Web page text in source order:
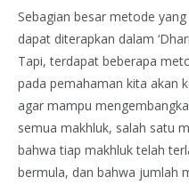
Sebagian besar metode
dapat diterapkan dalam
Tapi, terdapat beberapa
pada pemahaman kita akan
agar mampu
semua makhluk, salah satu
bahwa tiap makhluk telah
bermula, dan bahwa jumlah